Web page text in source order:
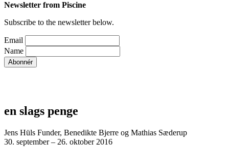
Newsletter from Piscine
Subscribe to the newsletter below.
Email
Name
en slags penge
Jens Hüls Funder, Benedikte Bjerre og Mathias Sæderup
30. september – 26. oktober 2016